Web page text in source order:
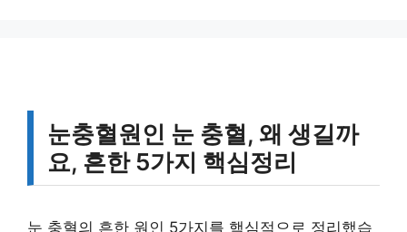
눈충혈원인 눈 충혈, 왜 생길까
요, 흔한 5가지 핵심정리
눈 충혈의 흔한 원인 5가지를 핵심적으로 정리했습